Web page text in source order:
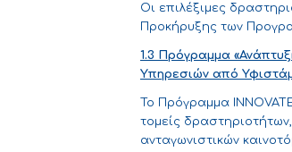
Οι επιλέξιμες
Προκήρυξης των
1.3 Πρόγραμμα
Υπηρεσιών από
Το Πρόγραμμα
τομείς
ανταγωνιστικών